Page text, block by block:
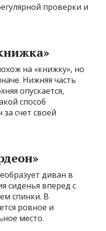
проверки и
на «книжку», но
Нижняя часть
опускается,
способ
счет своей
диван в
сиденья вперед с
спинки. В
ровное и
место.